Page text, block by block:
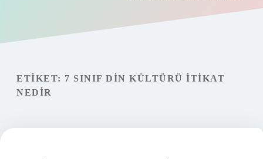
Gizlilik Politikası
Hakkımızda
ETIKET: 7 SINIF DIN KÜLTÜRÜ ITIKAT
NEDIR